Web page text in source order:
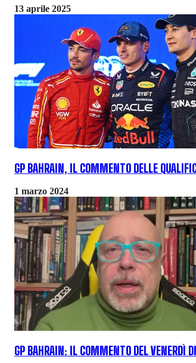
13 aprile 2025
GP BAHRAIN, IL COMMENTO DELLE
1 marzo 2024
GP BAHRAIN: IL COMMENTO DEL VENERDÌ